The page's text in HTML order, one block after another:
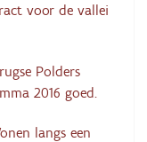
voor de vallei
Polders
2016 goed.
langs een